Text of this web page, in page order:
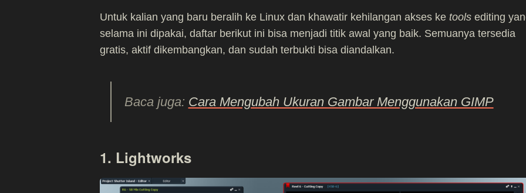
Untuk kalian yang baru beralih ke Linux dan khawatir kehilangan akses ke tools editing
selama ini dipakai, daftar berikut ini bisa menjadi titik awal yang baik. Semuanya tersedia
gratis, aktif dikembangkan, dan sudah terbukti bisa diandalkan.
Baca juga: Cara Mengubah Ukuran Gambar Menggunakan GIMP
1. Lightworks